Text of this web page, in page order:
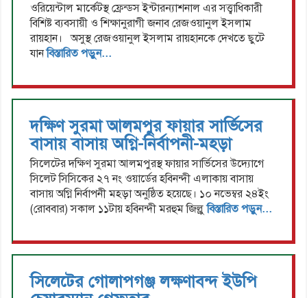
ওরিয়েন্টাল মার্কেটস্থ ফ্রেন্ডস ইন্টারন্যাশনাল এর সত্ত্বাধিকারী
বিশিষ্ট ব্যবসায়ী ও শিক্ষানুরাগী জনাব রেজওয়ানুল ইসলাম
রায়হান। অসুস্থ রেজওয়ানুল ইসলাম রায়হানকে দেখতে ছুটে
যানবিস্তারিত পড়ুন...
দক্ষিণ সুরমা আলমপুর ফায়ার সার্ভিসের
বাসায় বাসায় অগ্নি-নির্বাপনী-মহড়া
সিলেটের দক্ষিণ সুরমা আলমপুরস্থ ফায়ার সার্ভিসের উদ্যোগে
সিলেট সিসিকের ২৭ নং ওয়ার্ডের হবিনন্দী এলাকায় বাসায়
বাসায় অগ্নি নির্বাপনী মহড়া অনুষ্ঠিত হয়েছে। ১০ নভেম্বর ২৪ইং
(রোববার) সকাল ১১টায় হবিনন্দী মরহুম জিল্লুবিস্তারিত পড়ুন...
সিলেটের গোলাপগঞ্জ লক্ষণাবন্দ ইউপি